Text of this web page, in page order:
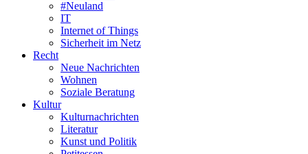
#Neuland
IT
Internet of Things
Sicherheit im Netz
Recht
Neue Nachrichten
Wohnen
Soziale Beratung
Kultur
Kulturnachrichten
Literatur
Kunst und Politik